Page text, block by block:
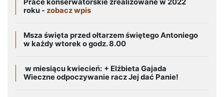
Prace konserwatorskie zrealizowane w 2022
roku - zobacz wpis
Msza święta przed ołtarzem świętego Antoniego
w każdy wtorek o godz. 8.00
w miesiącu kwiecień: + Elżbieta Gajada
Wieczne odpoczywanie racz Jej dać Panie!